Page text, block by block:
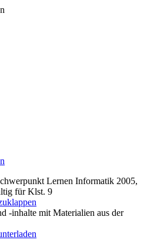
Lernen Informatik 2005,
für Klst. 9
-inhalte mit Materialien aus der